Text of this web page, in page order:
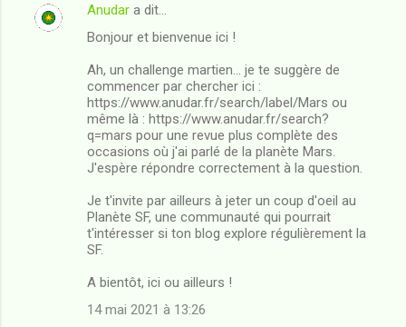
Anudar a dit…
Bonjour et bienvenue ici !
Ah, un challenge martien... je te suggère de
commencer par chercher ici :
https://www.anudar.fr/search/label/Mars ou
même là : https://www.anudar.fr/search?
q=mars pour une revue plus complète des
occasions où j'ai parlé de la planète Mars.
J'espère répondre correctement à la question.
Je t'invite par ailleurs à jeter un coup d'oeil au
Planète SF, une communauté qui pourrait
t'intéresser si ton blog explore régulièrement la
SF.
A bientôt, ici ou ailleurs !
14 mai 2021 à 13:26